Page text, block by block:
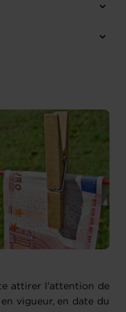
attirer l’attention de
vigueur, en date du